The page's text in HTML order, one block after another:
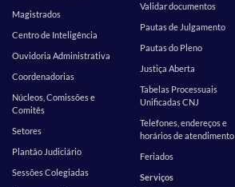
Magistrados
Centro de Inteligência
Ouvidoria Administrativa
Coordenadorias
Núcleos, Comissões e
Comitês
Setores
Plantão Judiciário
Sessões Colegiadas
Validar documentos
Pautas de Julgamento
Pautas do Pleno
Justiça Aberta
Tabelas Processuais
Unificadas CNJ
Telefones, endereços e
horários de atendimento
Feriados
Serviços